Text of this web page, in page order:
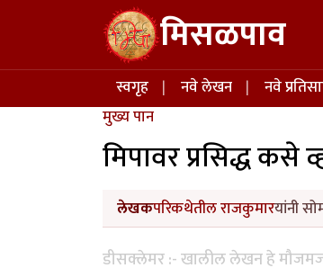
Skip to main content मिसळपाव
Main navigation
स्वगृह नवे लेखन नवे
मुख्य पान
मिपावर प्रसिद्ध कसे
लेखकपरिकथेतील राजकुमारयांनी
डीसक्लेमर :- खालील लेखन हे